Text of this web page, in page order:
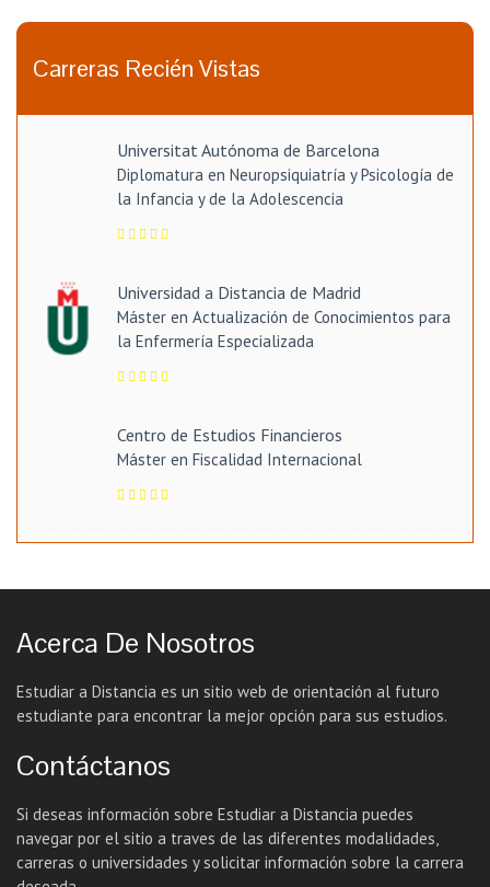
Carreras Recién Vistas
Universitat Autónoma de Barcelona
Diplomatura en Neuropsiquiatría y Psicología de
la Infancia y de la Adolescencia
Universidad a Distancia de Madrid
Máster en Actualización de Conocimientos para
la Enfermería Especializada
Centro de Estudios Financieros
Máster en Fiscalidad Internacional
Acerca De Nosotros
Estudiar a Distancia es un sitio web de orientación al futuro
estudiante para encontrar la mejor opción para sus estudios.
Contáctanos
Si deseas información sobre Estudiar a Distancia puedes
navegar por el sitio a traves de las diferentes modalidades,
carreras o universidades y solicitar información sobre la carrera